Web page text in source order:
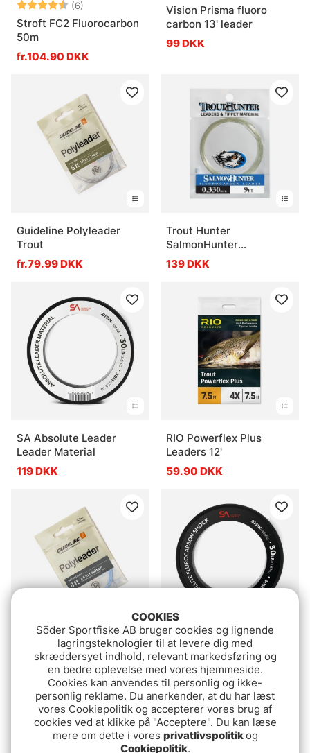
Vurdering: (6)
4.3 ud af 5 stjerner
Stroft FC2 Fluorocarbon
50m
fr.104.90 DKK
Vision Prisma fluoro
carbon 13' leader
99 DKK
Guideline Polyleader
Trout
fr.79.99 DKK
Trout Hunter
SalmonHunter
Fluorocarbon Tapered
Leader 9ft
139 DKK
SA Absolute Leader
Leader Material
119 DKK
RIO Powerflex Plus
Leaders 12'
59.90 DKK
Guideline Polyleader
Salmon
fr.94.99 DKK
SA Absolute
Fluorocarbon Shock
Tippet Material 0,45mm
fr.279 DKK
COOKIES
Söder Sportfiske AB bruger cookies og lignende
lagringsteknologier til at levere dig med
skræddersyet indhold, relevant markedsføring og
en bedre oplevelse med vores hjemmeside.
Cookies kan anvendes til personlig og ikke-
personlig reklame. Du anerkender, at du har læst
vores Cookiepolitik og accepterer vores brug af
cookies ved at klikke på "Acceptere". Du kan læse
mere om dette i vores privatlivspolitikog
Cookiepolitik.